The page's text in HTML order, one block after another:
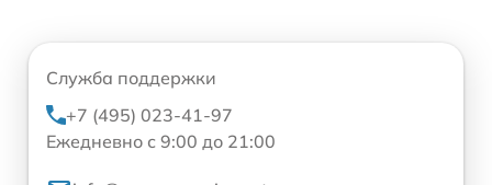
Служба поддержки
+7 (495) 023-41-97
Ежедневно с 9:00 до 21:00